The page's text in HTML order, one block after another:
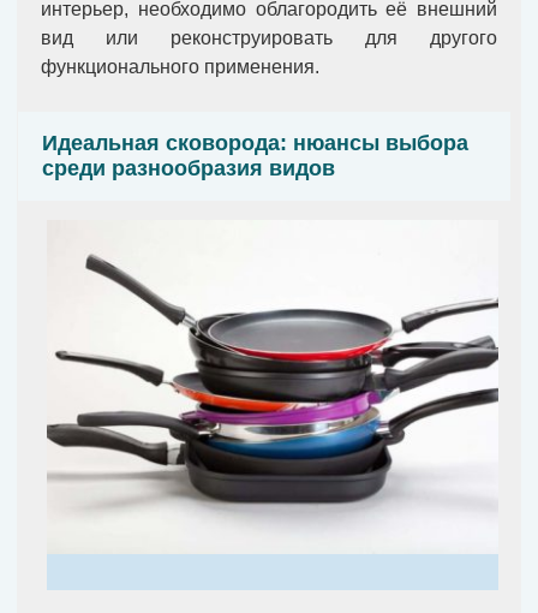
интерьер, необходимо облагородить её внешний
вид или реконструировать для другого
функционального применения.
Идеальная сковорода: нюансы выбора
среди разнообразия видов